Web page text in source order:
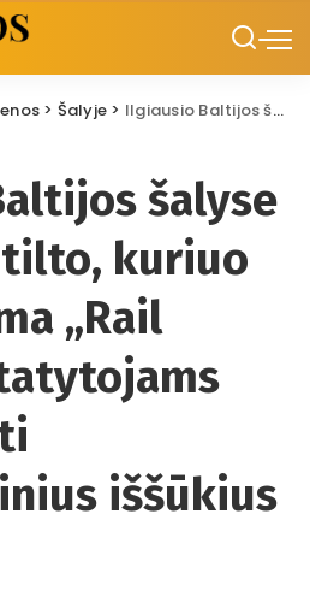
> Šalyje > Ilgiausio Baltijos šalyse – 1,5 km – tilto, kuriuo bus tiesiama „Rail Baltica“, statytojams teko įveikti technologinius iššūkius
šalyse
tilto, kuriuo
„Rail
iššūkius